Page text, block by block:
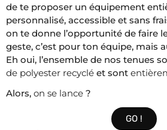
de te proposer un équipement
personnalisé, accessible et sans
on te donne l’opportunité de faire
geste, c’est pour ton équipe, mais
Eh oui, l’ensemble de nos tenues
de polyester recyclé et sont
Alors, on se lance ?
GO !